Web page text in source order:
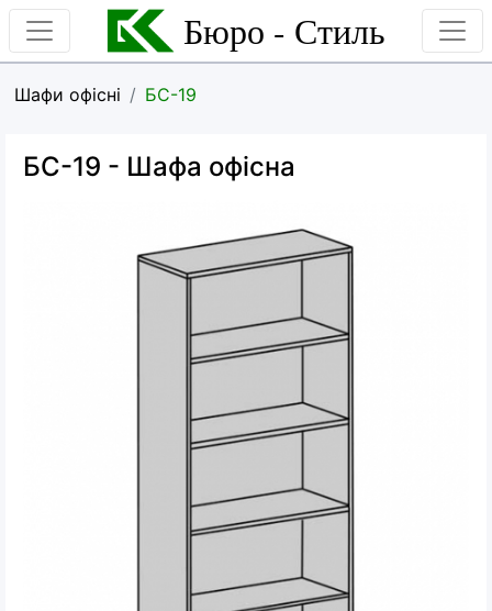
Бюро - Стиль
Шафи офісні БС-19
БС-19 - Шафа офісна